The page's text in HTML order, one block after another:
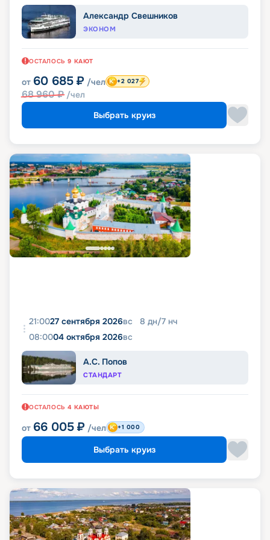
Александр Свешников
ЭКОНОМ
ОСТАЛОСЬ 9 КАЮТ
от 60 685 ₽ /чел
68 960₽ /чел
+2 027
Выбрать круиз
21:0027 сентября 2026вс 8 дн/7 нч
08:0004 октября 2026вс
А.С. Попов
СТАНДАРТ
ОСТАЛОСЬ 4 КАЮТЫ
от 66 005 ₽ /чел +1 000
Выбрать круиз